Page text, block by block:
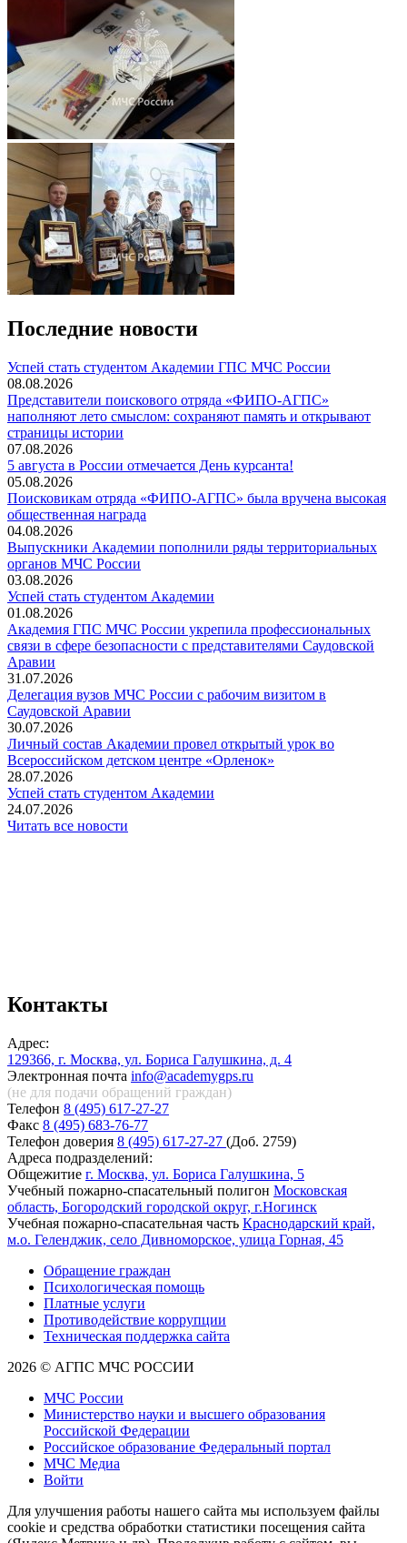
Последние новости
️Успей стать студентом Академии ГПС МЧС России
08.08.2026
Представители поискового отряда «ФИПО-АГПС»
наполняют лето смыслом: сохраняют память и открывают
страницы истории
07.08.2026
5 августа в России отмечается День курсанта!
05.08.2026
Поисковикам отряда «ФИПО-АГПС» была вручена высокая
общественная награда
04.08.2026
Выпускники Академии пополнили ряды территориальных
органов МЧС России
03.08.2026
Успей стать студентом Академии
01.08.2026
Академия ГПС МЧС России укрепила профессиональных
связи в сфере безопасности с представителями Саудовской
Аравии
31.07.2026
Делегация вузов МЧС России с рабочим визитом в
Саудовской Аравии
30.07.2026
Личный состав Академии провел открытый урок во
Всероссийском детском центре «Орленок»
28.07.2026
️Успей стать студентом Академии
24.07.2026
Читать все новости
Контакты
Адрес:
129366, г. Москва, ул. Бориса Галушкина, д. 4
Электронная почта info@academygps.ru
(не для подачи обращений граждан)
Телефон 8 (495) 617-27-27
Факс 8 (495) 683-76-77
Телефон доверия 8 (495) 617-27-27 (Доб. 2759)
Адреса подразделений:
Общежитие г. Москва, ул. Бориса Галушкина, 5
Учебный пожарно-спасательный полигон Московская
область, Богородский городской округ, г.Ногинск
Учебная пожарно-спасательная часть Краснодарский край,
м.о. Геленджик, село Дивноморское, улица Горная, 45
Обращение граждан
Психологическая помощь
Платные услуги
Противодействие коррупции
Техническая поддержка сайта
2026 © АГПС МЧС РОССИИ
МЧС России
Министерство науки и высшего образования
Российской Федерации
Российское образование Федеральный портал
МЧС Медиа
Войти
Для улучшения работы нашего сайта мы используем файлы
cookie и средства обработки статистики посещения сайта